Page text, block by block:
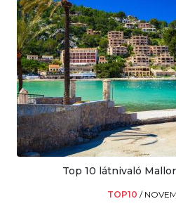
Top 10 látnivaló
TOP10 /